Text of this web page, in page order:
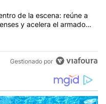
"Karina Milei vuelve al
de la escena: reúne a
y acelera el armado
Gestionado por